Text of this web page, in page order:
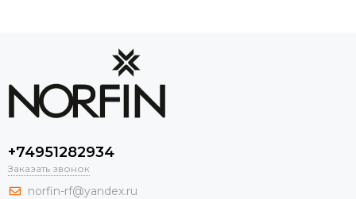
+74951282934
Заказать звонок
norfin-rf@yandex.ru